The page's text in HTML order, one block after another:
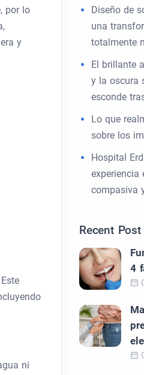
por lo
y
ni
Diseño de
una
totalmente
El brillante
y la oscura
esconde
Lo que
sobre los
Hospital
experiencia
compasiva
Recent Post
4